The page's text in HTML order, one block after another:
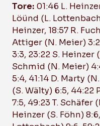
Tore: 01:46 L.
Löünd (L.
Heinzer, 18:57 R.
Attiger (N. Meier)
3:3, 23:22 S. Heinzer
Schmid (N. Meier)
5:4, 41:14 D. Marty
(S. Wälty) 6:5, 44:22
7:5, 49:23 T. Schäfer
Heinzer (S. Föhn)